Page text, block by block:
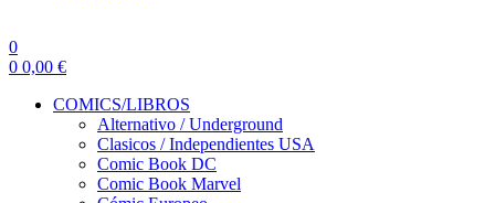
0
0 0,00 €
COMICS/LIBROS
Alternativo / Underground
Clasicos / Independientes USA
Comic Book DC
Comic Book Marvel